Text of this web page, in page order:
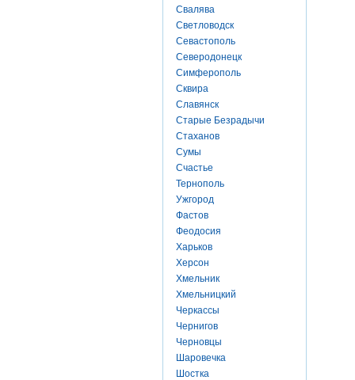
Свалява
Светловодск
Севастополь
Северодонецк
Симферополь
Сквира
Славянск
Старые Безрадычи
Стаханов
Сумы
Счастье
Тернополь
Ужгород
Фастов
Феодосия
Харьков
Херсон
Хмельник
Хмельницкий
Черкассы
Чернигов
Черновцы
Шаровечка
Шостка